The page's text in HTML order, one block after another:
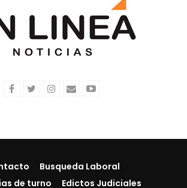
Busqueda Laboral
de turno
Edictos Judiciales